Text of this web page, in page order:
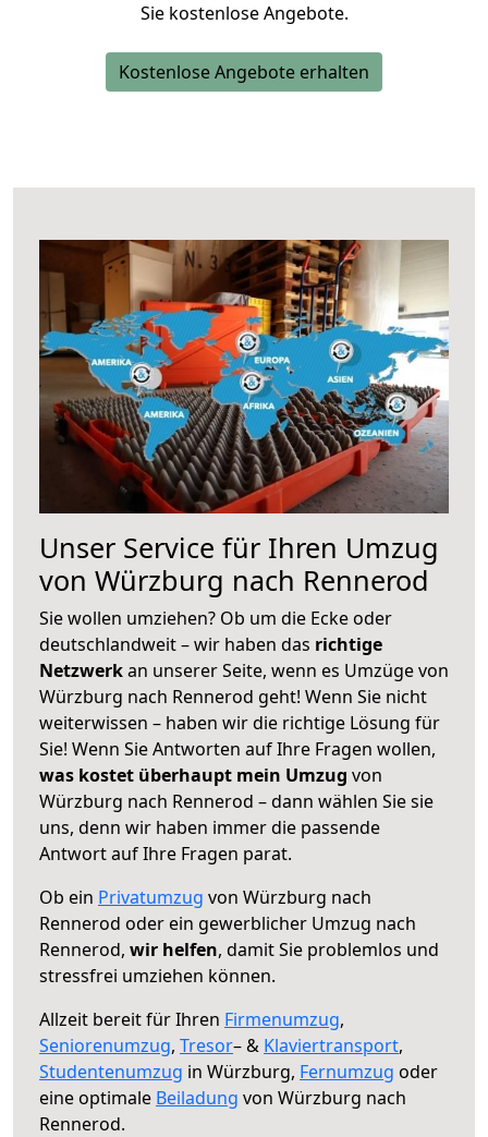
Sie kostenlose Angebote.
Kostenlose Angebote erhalten
Unser Service für Ihren Umzug
von Würzburg nach Rennerod
Sie wollen umziehen? Ob um die Ecke oder
deutschlandweit – wir haben das richtige
Netzwerkan unserer Seite, wenn es Umzüge von
Würzburg nach Rennerod geht! Wenn Sie nicht
weiterwissen – haben wir die richtige Lösung für
Sie! Wenn Sie Antworten auf Ihre Fragen wollen,
was kostet überhaupt mein Umzug von
Würzburg nach Rennerod – dann wählen Sie sie
uns, denn wir haben immer die passende
Antwort auf Ihre Fragen parat.
Ob ein Privatumzug von Würzburg nach
Rennerod oder ein gewerblicher Umzug nach
Rennerod, wir helfen, damit Sie problemlos und
stressfrei umziehen können.
Allzeit bereit für Ihren Firmenumzug,
Seniorenumzug, Tresor– & Klaviertransport,
Studentenumzug in Würzburg, Fernumzug oder
eine optimale Beiladung von Würzburg nach
Rennerod.